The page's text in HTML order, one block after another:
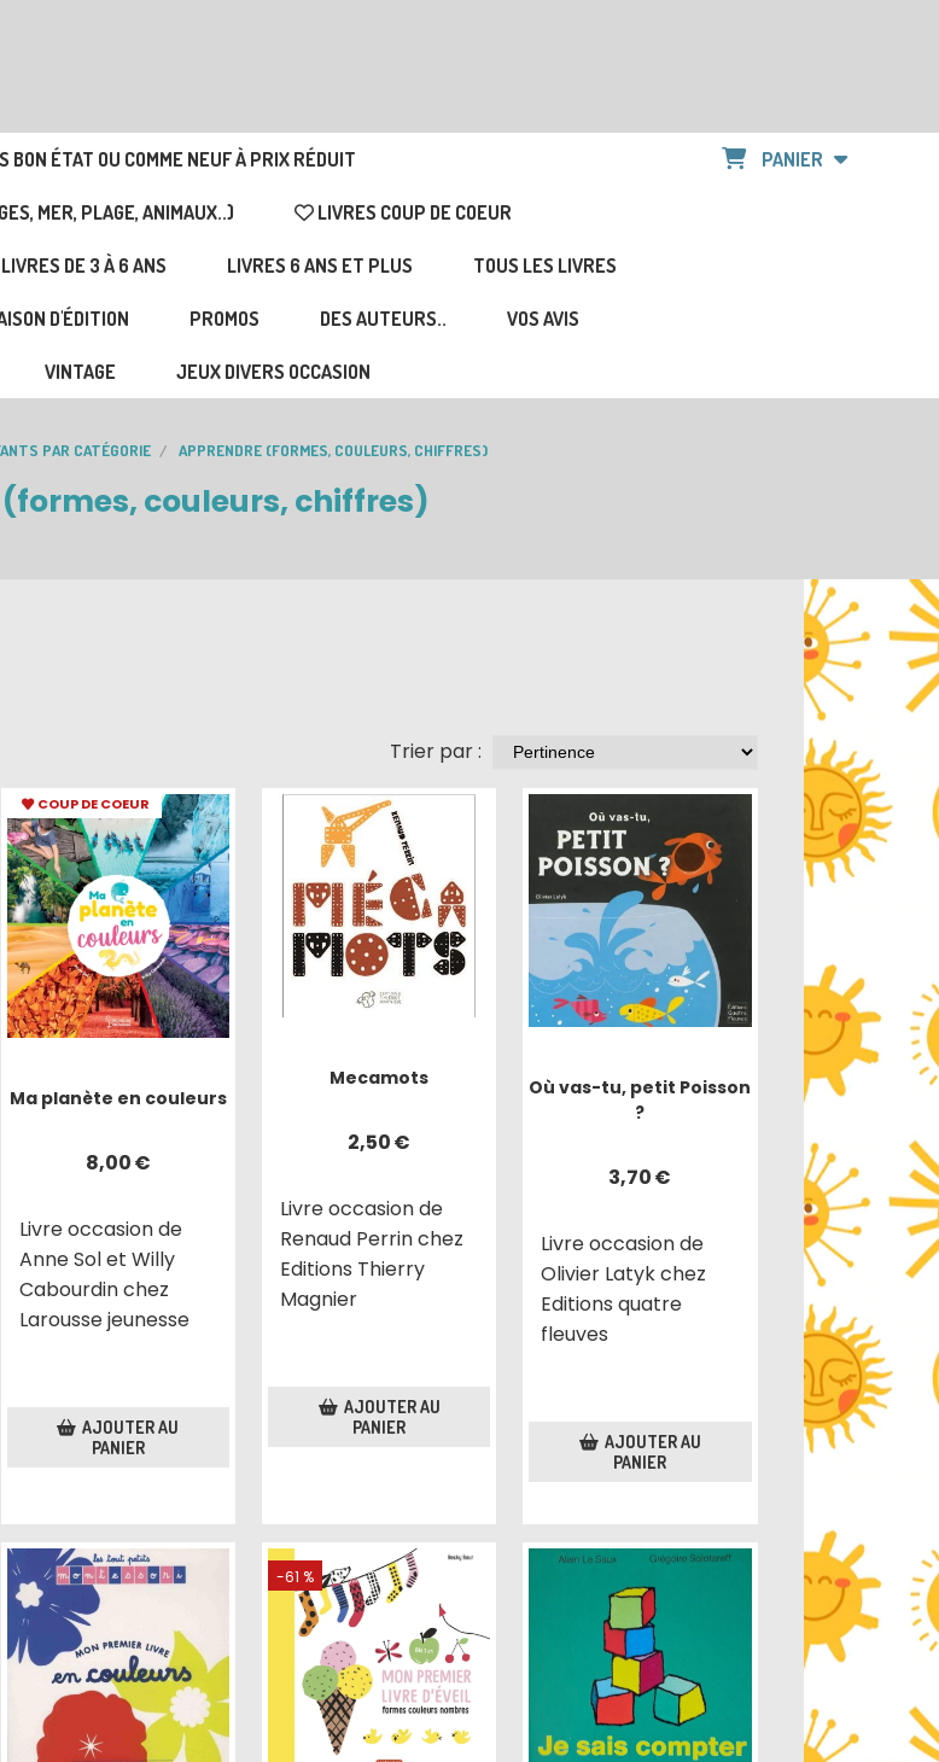
BON ÉTAT OU COMME NEUF À PRIX RÉDUIT
MER, PLAGE, ANIMAUX..) LIVRES COUP DE COEUR
LIVRES DE 3 À 6 ANS LIVRES 6 ANS ET PLUS TOUS LES LIVRES
D'ÉDITION PROMOS DES AUTEURS.. VOS AVIS
VINTAGE JEUX DIVERS OCCASION
PANIER
PAR CATÉGORIE APPRENDRE (FORMES, COULEURS, CHIFFRES)
couleurs, chiffres)
Trier par :
COUP DE COEUR
Ma planète en couleurs
8,00€
Livre occasion de
Anne Sol et Willy
Cabourdin chez
Larousse jeunesse
AJOUTER AU
PANIER
Mecamots
2,50€
Livre occasion de
Renaud Perrin chez
Editions Thierry
Magnier
AJOUTER AU
PANIER
Où vas-tu, petit Poisson
?
3,70€
Livre occasion de
Olivier Latyk chez
Editions quatre
fleuves
AJOUTER AU
PANIER
-61 %